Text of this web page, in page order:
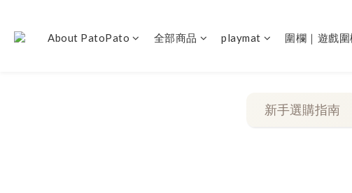
About PatoPato 全部商品 playmat 圍欄｜遊戲圍
新手選購指南